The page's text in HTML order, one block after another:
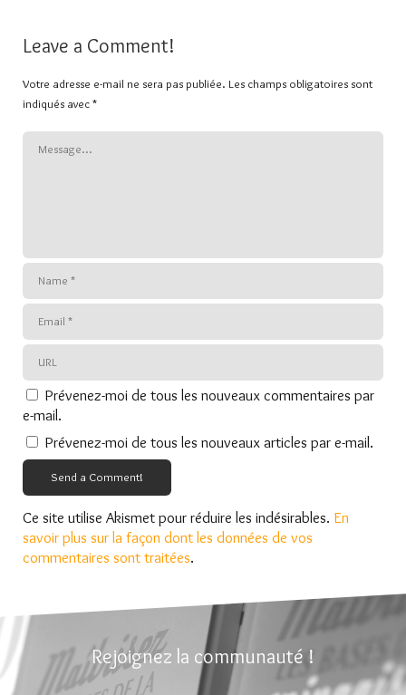
Leave a Comment!
Votre adresse e-mail ne sera pas publiée. Les champs obligatoires sont
indiqués avec*
Prévenez-moi de tous les nouveaux commentaires par
e-mail.
Prévenez-moi de tous les nouveaux articles par e-mail.
Send a Comment!
Ce site utilise Akismet pour réduire les indésirables. En
savoir plus sur la façon dont les données de vos
commentaires sont traitées.
Rejoignez la communauté !